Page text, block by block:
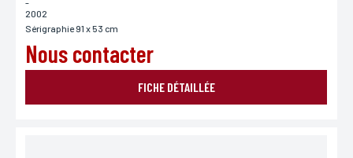
-
2002
Sérigraphie 91 x 53 cm
Nous contacter
FICHE DÉTAILLÉE